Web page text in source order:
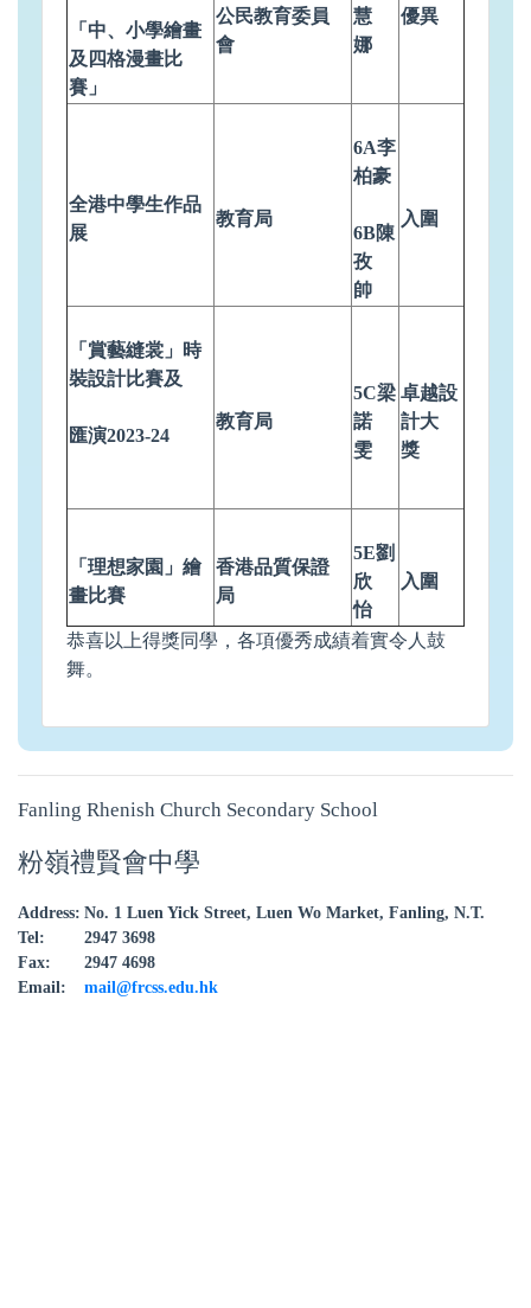
「中、小學繪畫
及四格漫畫比
賽」
公民教育委員
會
慧
娜
優異
全港中學生作品
展
教育局
6A李
柏豪
6B陳
孜
帥
入圍
「賞藝縫裳」時
裝設計比賽及
匯演2023-24
教育局
5C梁
諾
雯
卓越設
計大
獎
「理想家園」繪
畫比賽
香港品質保證
局
5E劉
欣
怡
入圍
恭喜以上得獎同學，各項優秀成績着實令人鼓
舞。
Fanling Rhenish Church Secondary School
粉嶺禮賢會中學
Address: No. 1 Luen Yick Street, Luen Wo Market, Fanling, N.T.
Tel:
2947 3698
Fax:
2947 4698
Email:
mail@frcss.edu.hk